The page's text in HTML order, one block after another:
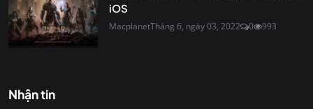
iOS
MacplanetTháng 6, ngày 03, 2022 0 993
Nhận tin